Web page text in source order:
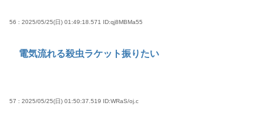
56 : 2025/05/25(日) 01:49:18.571 ID:qj8MBMa55
電気流れる殺虫ラケット振りたい
57 : 2025/05/25(日) 01:50:37.519 ID:WRaS/oj.c